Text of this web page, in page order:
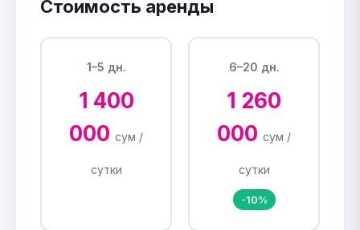
Стоимость аренды
1–5 дн.
1 400
000 сум /
сутки
6–20 дн.
1 260
000 сум /
сутки
-10%